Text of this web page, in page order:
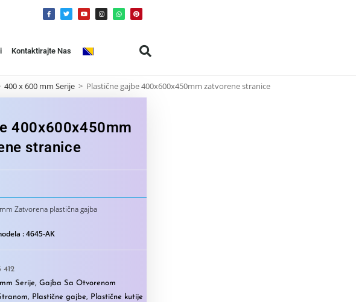
Kontaktirajte Nas
400 x 600 mm Serije > Plastične gajbe 400x600x450mm zatvorene stranice
400x600x450mm
stranice
Zatvorena plastična gajba
: 4645-AK
412
Serije, Gajba Sa Otvorenom
, Plastične gajbe, Plastične kutije